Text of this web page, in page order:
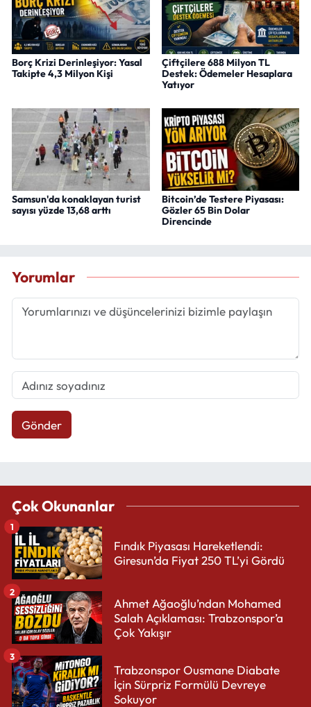
Borç Krizi Derinleşiyor: Yasal
Takipte 4,3 Milyon Kişi
Çiftçilere 688 Milyon TL
Destek: Ödemeler Hesaplara
Yatıyor
Samsun'da konaklayan turist
sayısı yüzde 13,68 arttı
Bitcoin’de Testere Piyasası:
Gözler 65 Bin Dolar
Direncinde
Yorumlar
Gönder
Çok Okunanlar
Fındık Piyasası Hareketlendi:
Giresun’da Fiyat 250 TL’yi Gördü
1
Ahmet Ağaoğlu’ndan Mohamed
Salah Açıklaması: Trabzonspor’a
Çok Yakışır
2
Trabzonspor Ousmane Diabate
İçin Sürpriz Formülü Devreye
Sokuyor
3